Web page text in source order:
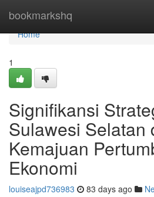
bookmarkshq
Home
Home
1
Signifikansi
Sulawesi Selatan
Kemajuan
Ekonomi
louiseajpd736983 83 days ago